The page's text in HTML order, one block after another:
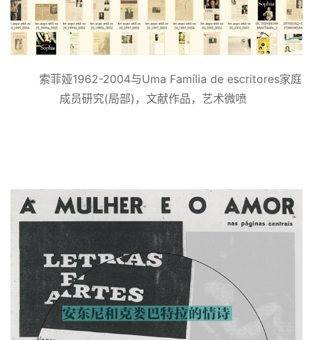
索菲娅1962-2004与Uma Família de escritores家庭
成员研究(局部)，文献作品，艺术微喷